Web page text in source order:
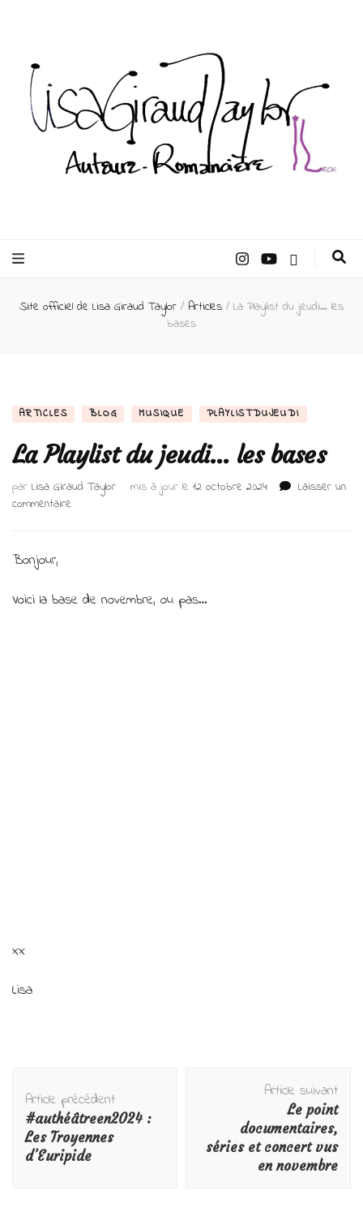
Taylor –
Auteur
Site officiel de Lisa Giraud Taylor / Articles / La Playlist du jeudi… les
bases
ARTICLES BLOG MUSIQUE PLAYLISTDUJEUDI
La Playlist du jeudi… les bases
par Lisa Giraud Taylor mis à jour le 12 octobre 2024
Laisser un
commentaire
bases
Bonjour,
Voici la base de novembre, ou pas…
xx
Lisa
d'article
Article précédent
#authéâtreen2024 :
Les Troyennes
d’Euripide
Article suivant
Le point
documentaires,
séries et concert vus
en novembre